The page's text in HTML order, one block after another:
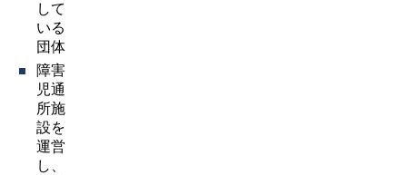
して
いる
団体
障害
児通
所施
設を
運営
し、